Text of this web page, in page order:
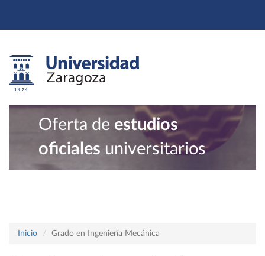
Oferta de estudios
oficiales universitarios
Inicio Grado en Ingeniería Mecánica